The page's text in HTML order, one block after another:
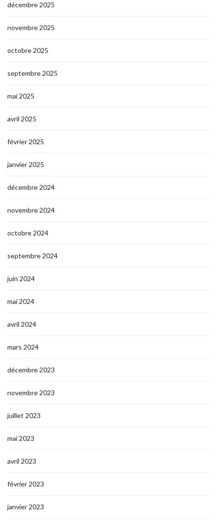
décembre 2025
novembre 2025
octobre 2025
septembre 2025
mai 2025
avril 2025
février 2025
janvier 2025
décembre 2024
novembre 2024
octobre 2024
septembre 2024
juin 2024
mai 2024
avril 2024
mars 2024
décembre 2023
novembre 2023
juillet 2023
mai 2023
avril 2023
février 2023
janvier 2023